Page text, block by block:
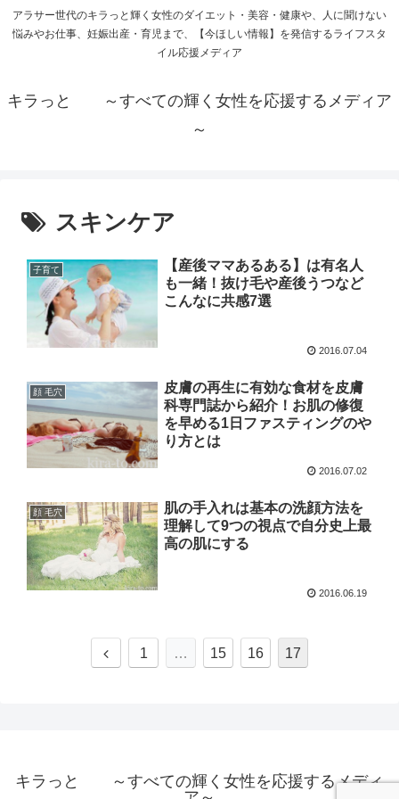
アラサー世代のキラっと輝く女性のダイエット・美容・健康や、人に聞けない
悩みやお仕事、妊娠出産・育児まで、【今ほしい情報】を発信するライフスタ
イル応援メディア
キラっと ～すべての輝く女性を応援するメディア
～
スキンケア
子育て
【産後ママあるある】は有名人
も一緒！抜け毛や産後うつなど
こんなに共感7選
2016.07.04
顔 毛穴
皮膚の再生に有効な食材を皮膚
科専門誌から紹介！お肌の修復
を早める1日ファスティングのや
り方とは
2016.07.02
顔 毛穴
肌の手入れは基本の洗顔方法を
理解して9つの視点で自分史上最
高の肌にする
2016.06.19
1 … 15 16 17
キラっと ～すべての輝く女性を応援するメディ